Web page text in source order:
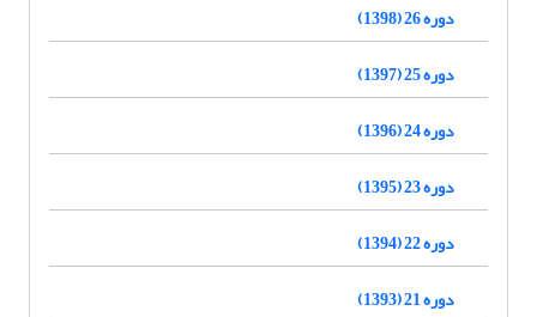
دوره 26 (1398)
دوره 25 (1397)
دوره 24 (1396)
دوره 23 (1395)
دوره 22 (1394)
دوره 21 (1393)